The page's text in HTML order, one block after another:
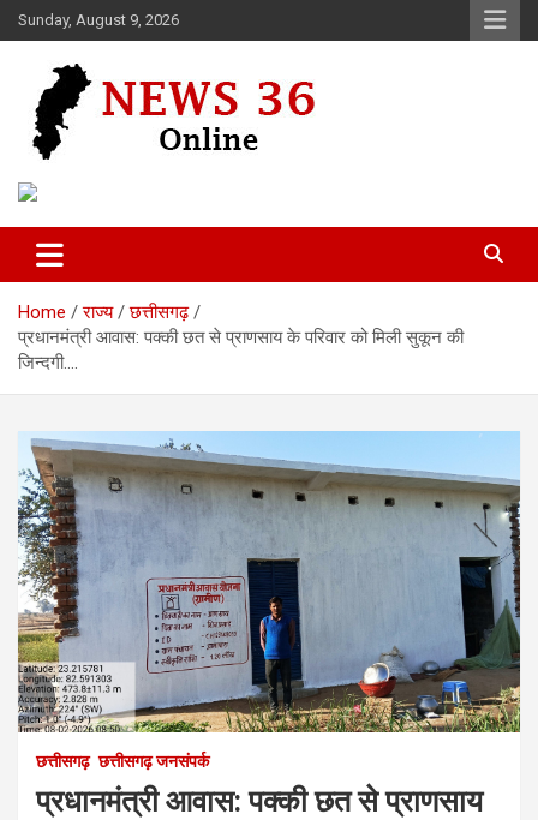
Skip
to
Sunday, August 9, 2026
News 36
Home राज्य
छत्तीसगढ़
प्रधानमंत्री आवास: पक्की छत से प्राणसाय के परिवार को मिली सुकून की
जिन्दगी….
छत्तीसगढ़ छत्तीसगढ़ जनसंपर्क
प्रधानमंत्री आवास: पक्की छत से प्राणसाय